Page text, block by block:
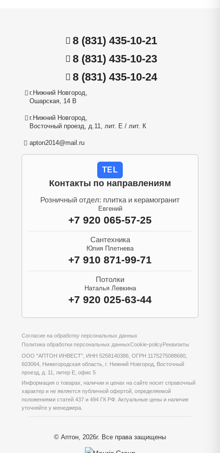
8 (831) 435-10-21
8 (831) 435-10-23
8 (831) 435-10-24
г.Нижний Новгород,
Ошарская, 14 В
г.Нижний Новгород,
Восточный проезд, д.11, лит. Е / лит. К
apton2014@mail.ru
TEL
Контакты по направлениям
Розничный отдел: плитка и керамогранит
Евгений
+7 920 065-57-25
Сантехника
Юлия Плетнева
+7 910 871-99-71
Потолки
Наталья Левкина
+7 920 025-63-44
Согласие на обработку персональных данных
Политика обработки персональных данныхCookie-policyРеквизиты
ООО "АПТОН ИНВЕСТ", ИНН 5258140386, ОГРН 1175275088680,
603064, Нижегородская область, г. Нижний Новгород, Восточный
проезд, д. 11, литер Е, офис 5
Информация о товарах, наличии и ценах на сайте носит справочный
характер и не является публичной офертой, определяемой
положениями статей 437 и 494 ГК РФ. Актуальные цены и наличие
уточняйте у менеджера.
© Аптон, 2026г. Все права защищены